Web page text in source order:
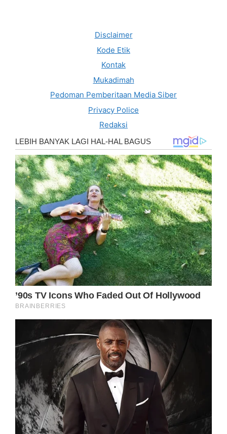
Disclaimer
Kode Etik
Kontak
Mukadimah
Pedoman Pemberitaan Media Siber
Privacy Police
Redaksi